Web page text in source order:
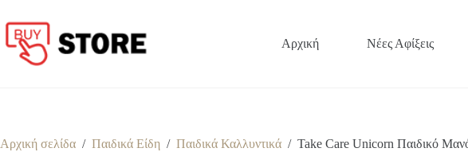
στο
περιεχόμενο
Αρχική Νέες Αφίξεις
Αρχική σελίδα / Παιδικά Είδη / Παιδικά Καλλυντικά / Take Care Unicorn Παιδικό